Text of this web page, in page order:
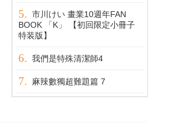
市川けい 畫業10週年FAN
BOOK 「K」 【初回限定小冊子
特装版】
我們是特殊清潔師4
麻辣數獨超難題篇 7